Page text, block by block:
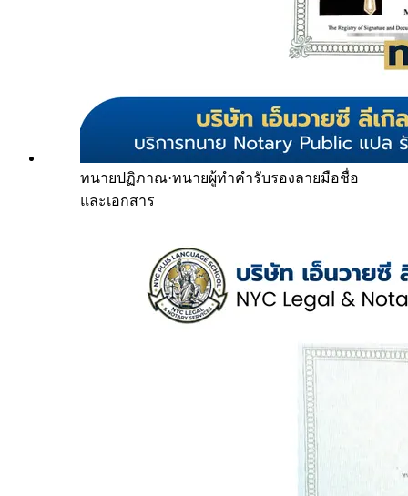
ทนายปฏิภาณ·ทนายผู้ทำคำรับรองลายมือชื่อ
และเอกสาร